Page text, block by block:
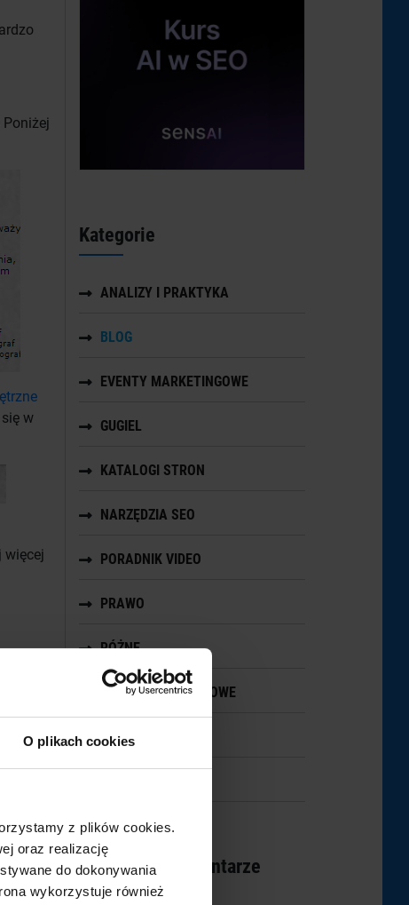
O plikach cookies
z plików cookies.
oraz realizację
do dokonywania
wykorzystuje również
w
więcej
–
też
Kategorie
ANALIZY I PRAKTYKA
BLOG
EVENTY MARKETINGOWE
GUGIEL
KATALOGI STRON
NARZĘDZIA SEO
PORADNIK VIDEO
PRAWO
RÓŻNE
SKLEPY INTERNETOWE
TESTY
Najnowsze komentarze